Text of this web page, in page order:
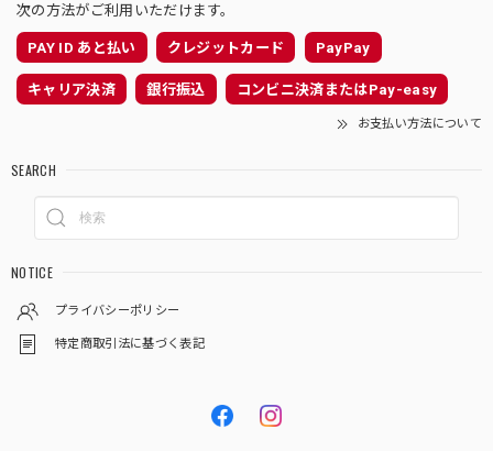
次の方法がご利用いただけます。
PAY ID あと払い クレジットカード PayPay
キャリア決済 銀行振込 コンビニ決済またはPay-easy
お支払い方法について
SEARCH
NOTICE
プライバシーポリシー
特定商取引法に基づく表記